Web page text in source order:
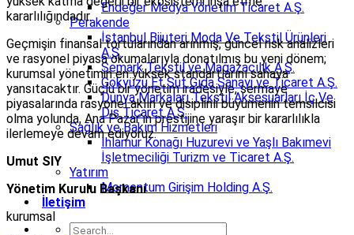
Endeğer Medya Yönetim Ticaret A.Ş.
Perakende
İstanbul Bijuteri Moda Ve Tekstil Ürünleri
A.Ş.
Semark Tekstil ve Mağazacılık A.Ş.
Gökyüzü Et Süt Gıda Sanayi ve Ticaret A.Ş.
Dünya Markaları Tekstil Aksesuarları İç Ve
Dış Ticaret A.Ş.
Sağlık ve Bakım Hizmetleri
Ihlamur Konağı Huzurevi ve Yaşlı Bakımevi
İşletmeciliği Turizm ve Ticaret A.Ş.
Yatırım
Momentum Girişim Holding A.Ş.
İletişim
kararlılığındadır.
Geçmişin finansal tortularından arınmış, güncel risk analizleri
ve rasyonel piyasa okumalarıyla donatılmış bu yeni dönem;
kurumsal yönetimin en yüksek standartlarını sahaya
yansıtacaktır. Güçlü bir yönetim iradesiyle, sermaye
piyasalarında rasyonel aklın ve disiplinli büyümenin temsilcisi
olma yolunda, Ana Pazar’ın prestijine yaraşır bir kararlılıkla
ilerlemeye devam ediyoruz.
Umut SIY
Yönetim Kurulu Başkanı
kurumsal